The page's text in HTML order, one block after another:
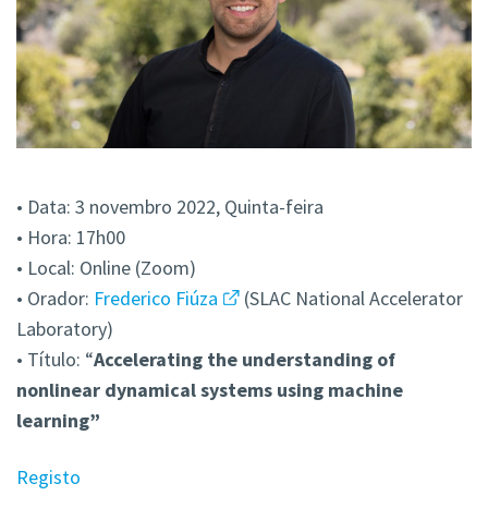
• Data: 3 novembro 2022, Quinta-feira
• Hora: 17h00
• Local: Online (Zoom)
• Orador: Frederico Fiúza
(SLAC National Accelerator
Laboratory)
• Título: “Accelerating the understanding of
nonlinear dynamical systems using machine
learning”
Registo